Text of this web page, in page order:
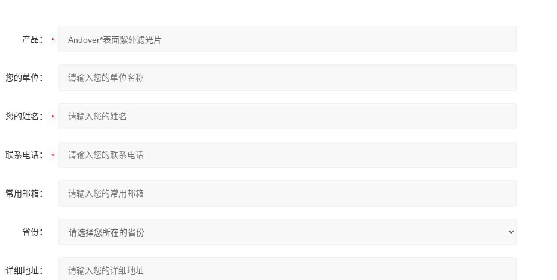
产品：
您的单位：
您的姓名：
联系电话：
常用邮箱：
省份：
详细地址：